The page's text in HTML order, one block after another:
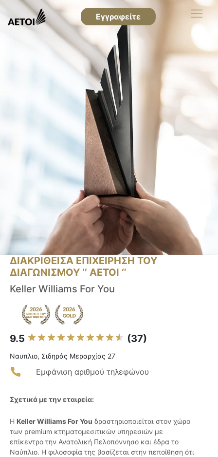
Εγγραφείτε
ΔΙΑΚΡΙΘΕΙΣΑ ΕΠΙΧΕΙΡΗΣΗ ΤΟΥ
ΔΙΑΓΩΝΙΣΜΟΥ ‘’ ΑΕΤΟΙ ‘’
Keller Williams For You
9.5 (37)
Ναυπλιο, Σιδηράς Μεραρχίας 27
Εμφάνιση αριθμού τηλεφώνου
Σχετικά με την εταιρεία:
Η Keller Williams For You δραστηριοποιείται στον χώρο
των premium κτηματομεσιτικών υπηρεσιών με
επίκεντρο την Ανατολική Πελοπόννησο και έδρα το
Ναύπλιο. Η φιλοσοφία της βασίζεται στην πεποίθηση ότι